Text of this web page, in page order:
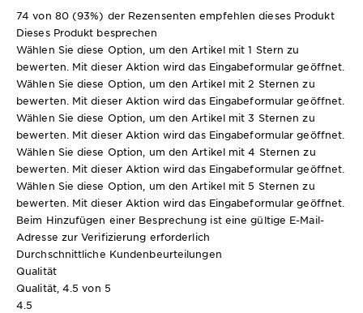
74 von 80 (93%) der Rezensenten empfehlen dieses Produkt
Dieses Produkt besprechen
Wählen Sie diese Option, um den Artikel mit 1 Stern zu
bewerten. Mit dieser Aktion wird das Eingabeformular geöffnet.
Wählen Sie diese Option, um den Artikel mit 2 Sternen zu
bewerten. Mit dieser Aktion wird das Eingabeformular geöffnet.
Wählen Sie diese Option, um den Artikel mit 3 Sternen zu
bewerten. Mit dieser Aktion wird das Eingabeformular geöffnet.
Wählen Sie diese Option, um den Artikel mit 4 Sternen zu
bewerten. Mit dieser Aktion wird das Eingabeformular geöffnet.
Wählen Sie diese Option, um den Artikel mit 5 Sternen zu
bewerten. Mit dieser Aktion wird das Eingabeformular geöffnet.
Beim Hinzufügen einer Besprechung ist eine gültige E-Mail-
Adresse zur Verifizierung erforderlich
Durchschnittliche Kundenbeurteilungen
Qualität
Qualität, 4.5 von 5
4.5